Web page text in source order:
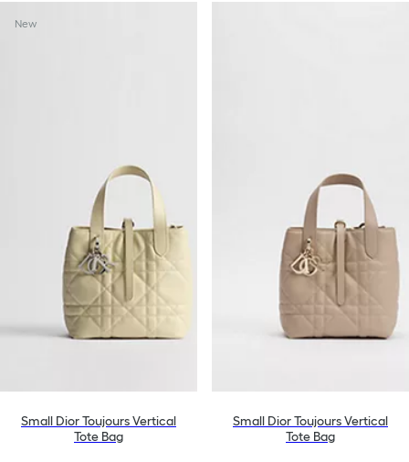
New
Small Dior Toujours Vertical
Tote Bag
Small Dior Toujours Vertical
Tote Bag